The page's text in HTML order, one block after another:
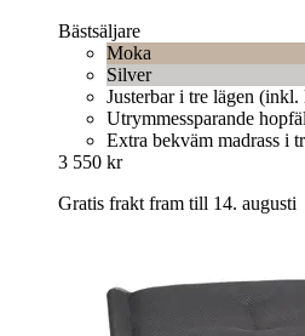
Bästsäljare
Moka
Silver
Justerbar i tre lägen (inkl.
Utrymmessparande
Extra bekväm madrass i
3 550 kr
Gratis frakt fram till 14. augusti